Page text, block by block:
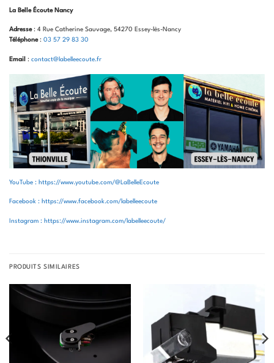
La Belle Écoute Nancy
Adresse: 4 Rue Catherine Sauvage, 54270 Essey-lès-Nancy
Téléphone: 03 57 29 83 30
Email : contact@labelleecoute.fr
YouTube : https://www.youtube.com/@LaBelleEcoute
Facebook : https://www.facebook.com/labelleecoute
Instagram : https://www.instagram.com/labelleecoute/
PRODUITS SIMILAIRES